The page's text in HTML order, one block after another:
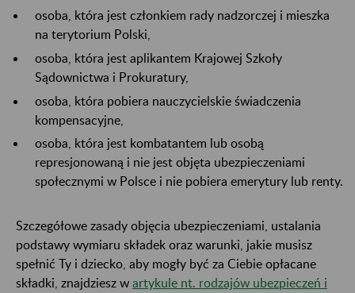
osoba, która jest członkiem rady nadzorczej i mieszka
na terytorium Polski,
osoba, która jest aplikantem Krajowej Szkoły
Sądownictwa i Prokuratury,
osoba, która pobiera nauczycielskie świadczenia
kompensacyjne,
osoba, która jest kombatantem lub osobą
represjonowaną i nie jest objęta ubezpieczeniami
społecznymi w Polsce i nie pobiera emerytury lub renty.
Szczegółowe zasady objęcia ubezpieczeniami, ustalania
podstawy wymiaru składek oraz warunki, jakie musisz
spełnić Ty i dziecko, aby mogły być za Ciebie opłacane
składki, znajdziesz w artykule nt. rodzajów ubezpieczeń i